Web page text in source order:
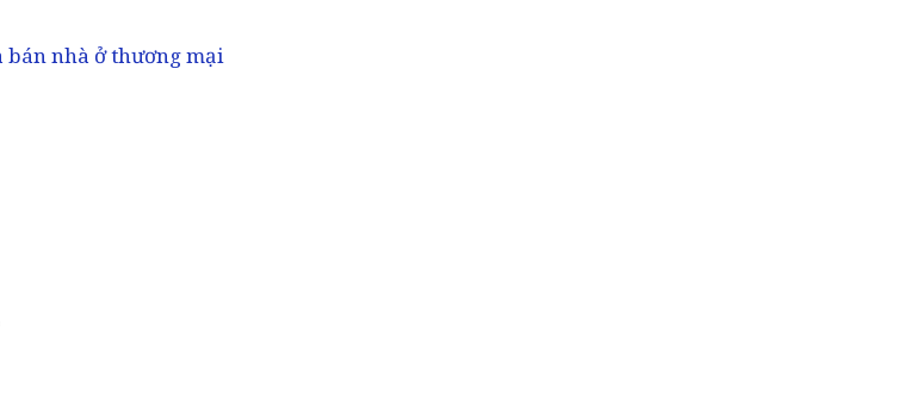
nhà ở thương mại